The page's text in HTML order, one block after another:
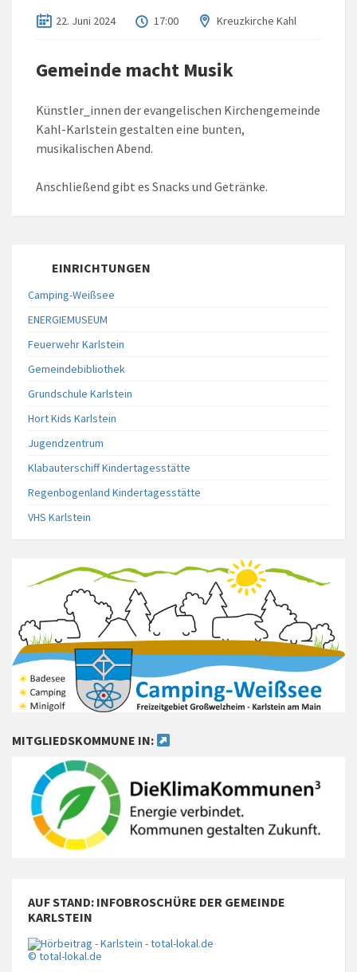
22. Juni 2024 17:00 Kreuzkirche Kahl
Gemeinde macht Musik
Künstler_innen der evangelischen Kirchengemeinde
Kahl-Karlstein gestalten eine bunten,
musikalischen Abend.
Anschließend gibt es Snacks und Getränke.
EINRICHTUNGEN
Camping-Weißsee
ENERGIEMUSEUM
Feuerwehr Karlstein
Gemeindebibliothek
Grundschule Karlstein
Hort Kids Karlstein
Jugendzentrum
Klabauterschiff Kindertagesstätte
Regenbogenland Kindertagesstätte
VHS Karlstein
MITGLIEDSKOMMUNE IN:
AUF STAND: INFOBROSCHÜRE DER GEMEINDE
KARLSTEIN
© total-lokal.de